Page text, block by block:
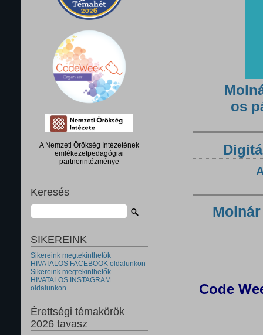
A Nemzeti Örökség Intézetének
emlékezetpedagógiai
partnerintézménye
Keresés
SIKEREINK
Sikereink megtekinthetők
HIVATALOS FACEBOOK oldalunkon
Sikereink megtekinthetők
HIVATALOS INSTAGRAM
oldalunkon
Érettségi témakörök
2026 tavasz
os
Code